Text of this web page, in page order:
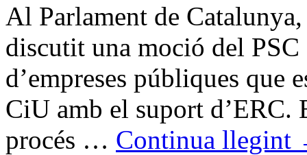
Al Parlament de
discutit una moció del
d’empreses públiques que
CiU amb el suport d’ERC.
procés … Continua llegint